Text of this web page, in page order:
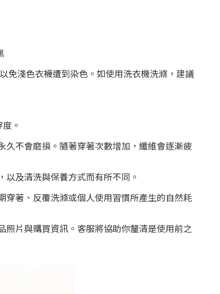
免淺色衣襪遭到染色。如使用洗衣機洗滌，建議
。
不會磨損。隨著穿著次數增加，纖維會逐漸疲
及清洗與保養方式而有所不同。
著、反覆洗滌或個人使用習慣所產生的自然耗
片與購買資訊。客服將協助你釐清是使用前之